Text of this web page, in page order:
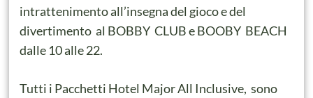
intrattenimento all’insegna del gioco e del
divertimento al BOBBY CLUB e BOOBY BEACH
dalle 10 alle 22.
Tutti i Pacchetti Hotel Major All Inclusive, sono